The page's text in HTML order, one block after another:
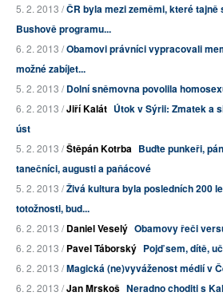
5. 2. 2013 /ČR byla mezi zeměmi, které
Bushově programu...
6. 2. 2013 /Obamovi právníci vypracovali
možné zabíjet...
5. 2. 2013 /Dolní sněmovna povolila
6. 2. 2013 /Jiří Kalát Útok v Sýrii: Zmatek a
úst
5. 2. 2013 /Štěpán Kotrba Buďte punkeři,
tanečníci, augusti a paňácové
5. 2. 2013 /Živá kultura byla posledních 200
totožnosti, bud...
6. 2. 2013 /Daniel Veselý Obamovy řeči
6. 2. 2013 /Pavel Táborský Pojď sem, dítě,
6. 2. 2013 /Magická (ne)vyváženost médií v
6. 2. 2013 /Jan Mrskoš Neradno choditi s